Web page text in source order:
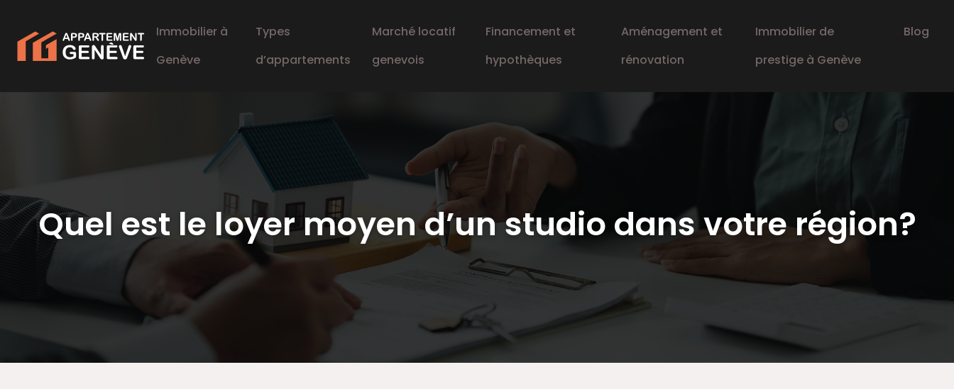
Immobilier à
Genève
Types
d’appartements
Marché locatif
genevois
Financement et
hypothèques
Aménagement et
rénovation
Immobilier de
prestige à Genève
Blog
Quel est le loyer moyen d’un studio dans votre région?